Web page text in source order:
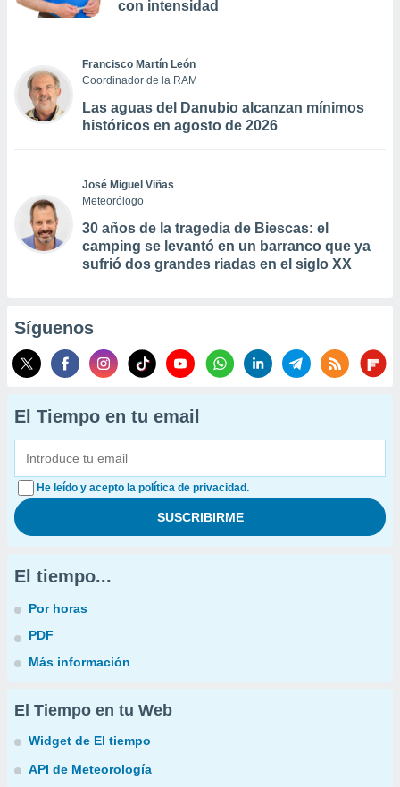
con intensidad
Francisco Martín León
Coordinador de la RAM
Las aguas del Danubio alcanzan mínimos
históricos en agosto de 2026
José Miguel Viñas
Meteorólogo
30 años de la tragedia de Biescas: el
camping se levantó en un barranco que ya
sufrió dos grandes riadas en el siglo XX
Síguenos
El Tiempo en tu email
He leído y acepto la política de privacidad.
El tiempo...
Por horas
PDF
Más información
El Tiempo en tu Web
Widget de El tiempo
API de Meteorología